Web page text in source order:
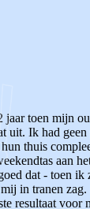
toen mijn
uit. Ik had
thuis
aan
dat - toen ik
in tranen
resultaat voor